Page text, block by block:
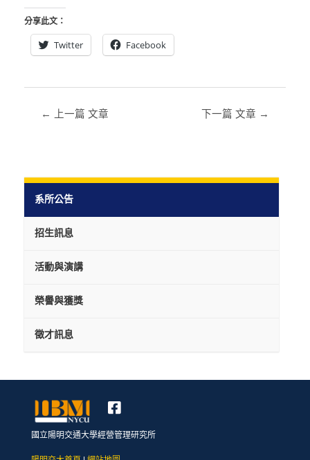
系所公告
招生訊息
活動與演講
榮譽與獲獎
徵才訊息
分享此文：
Twitter Facebook
← 上一篇 文章 下一篇 文章 →
國立陽明交通大學經營管理研究所